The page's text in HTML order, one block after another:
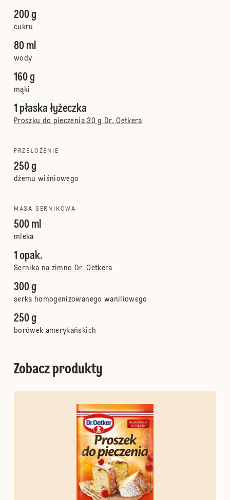
200 g
cukru
80 ml
wody
160 g
mąki
1 płaska łyżeczka
Proszku do pieczenia 30 g Dr. Oetkera
PRZEŁOŻENIE
250 g
dżemu wiśniowego
MASA SERNIKOWA
500 ml
mleka
1 opak.
Sernika na zimno Dr. Oetkera
300 g
serka homogenizowanego waniliowego
250 g
borówek amerykańskich
Zobacz produkty